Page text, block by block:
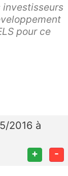
investisseurs
pour ce
2016 à
+ -